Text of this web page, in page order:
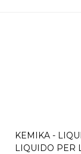
KEMIKA -
LIQUIDO PER